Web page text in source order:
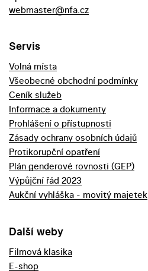
webmaster@nfa.cz
Servis
Volná místa
Všeobecné obchodní podmínky
Ceník služeb
Informace a dokumenty
Prohlášení o přístupnosti
Zásady ochrany osobních údajů
Protikorupční opatření
Plán genderové rovnosti (GEP)
Výpůjční řád 2023
Aukční vyhláška - movitý majetek
Další weby
Filmová klasika
E-shop